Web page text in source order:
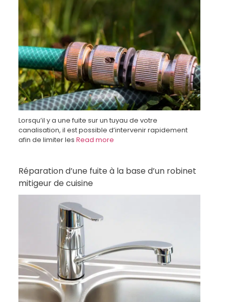
Lorsqu’il y a une fuite sur un tuyau de votre
canalisation, il est possible d’intervenir rapidement
afin de limiter les Read more
Réparation d’une fuite à la base d’un robinet
mitigeur de cuisine